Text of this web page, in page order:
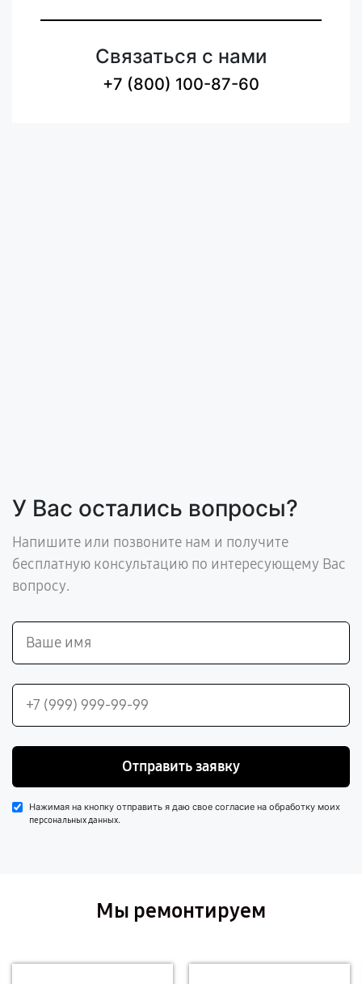
Связаться с нами
+7 (800) 100-87-60
У Вас остались вопросы?
Напишите или позвоните нам и получите
бесплатную консультацию по интересующему Вас
вопросу.
Отправить заявку
Нажимая на кнопку отправить я даю свое согласие на обработку моих
персональных данных.
Мы ремонтируем